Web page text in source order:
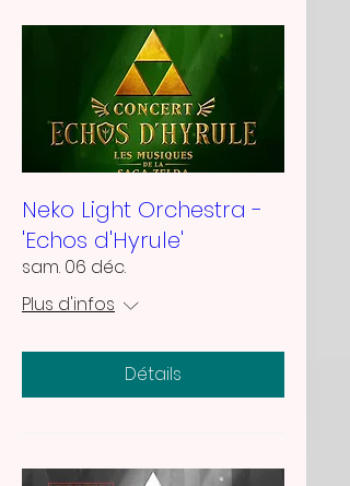
Neko Light Orchestra -
'Echos d'Hyrule'
sam. 06 déc.
Plus d'infos
Détails